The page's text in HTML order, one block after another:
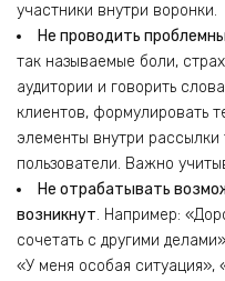
участники внутри воронки.
Не проводить
так называемые боли,
аудитории и говорить
клиентов, формулировать
элементы внутри рассылки
пользователи. Важно
Не отрабатывать
возникнут. Например:
сочетать с другими
«У меня особая ситуация»,